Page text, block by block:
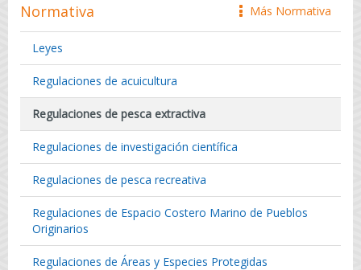
icono
Más Normativa
Normativa
Leyes
Regulaciones de acuicultura
Regulaciones de pesca extractiva
Regulaciones de investigación científica
Regulaciones de pesca recreativa
Regulaciones de Espacio Costero Marino de Pueblos
Originarios
Regulaciones de Áreas y Especies Protegidas